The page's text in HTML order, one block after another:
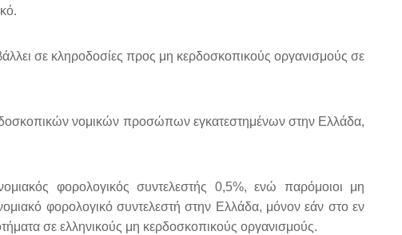
σε κληροδοσίες προς μη κερδοσκοπικούς οργανισμούς σε
νομικών προσώπων εγκατεστημένων στην Ελλάδα,
φορολογικός συντελεστής 0,5%, ενώ παρόμοιοι μη
φορολογικό συντελεστή στην Ελλάδα, μόνον εάν στο εν
σε ελληνικούς μη κερδοσκοπικούς οργανισμούς.